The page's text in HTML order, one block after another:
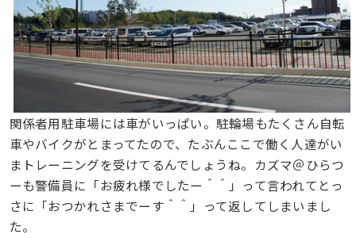
関係者用駐車場には車がいっぱい。駐輪場もたくさん自転
車やバイクがとまってたので、たぶんここで働く人達がい
まトレーニングを受けてるんでしょうね。カズマ＠ひらつ
ーも警備員に「お疲れ様でしたー＾＾」って言われてとっ
さに「おつかれさまでーす＾＾」って返してしまいまし
た。